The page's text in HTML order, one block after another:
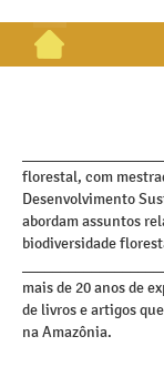
publicações
galeria
contato
florestal, com
Desenvolvimento
abordam assuntos
biodiversidade
mais de 20 anos de
de livros e artigos
na Amazônia.